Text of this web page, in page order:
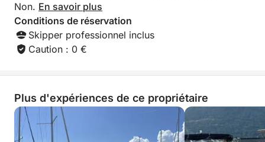
Non. En savoir plus
Conditions de réservation
Skipper professionnel inclus
Caution : 0 €
Plus d'expériences de ce propriétaire